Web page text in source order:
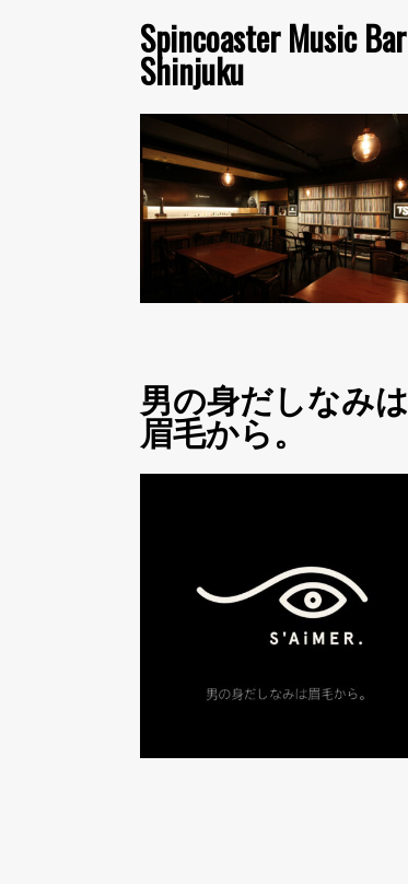
Spincoaster Music Bar
Shinjuku
男の身だしなみは
眉毛から。